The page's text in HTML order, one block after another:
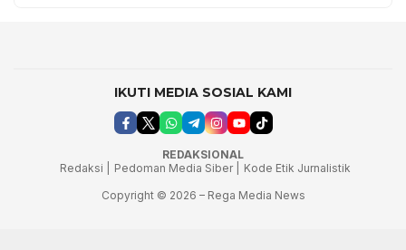
IKUTI MEDIA SOSIAL KAMI
REDAKSIONAL
Redaksi |
Pedoman Media Siber |
Kode Etik Jurnalistik
Copyright © 2026 – Rega Media News